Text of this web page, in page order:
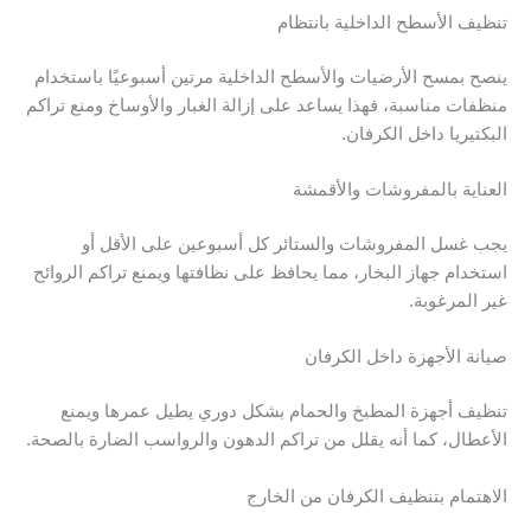
تنظيف الأسطح الداخلية بانتظام
ينصح بمسح الأرضيات والأسطح الداخلية مرتين أسبوعيًا باستخدام
منظفات مناسبة، فهذا يساعد على إزالة الغبار والأوساخ ومنع تراكم
البكتيريا داخل الكرفان.
العناية بالمفروشات والأقمشة
يجب غسل المفروشات والستائر كل أسبوعين على الأقل أو
استخدام جهاز البخار، مما يحافظ على نظافتها ويمنع تراكم الروائح
غير المرغوبة.
صيانة الأجهزة داخل الكرفان
تنظيف أجهزة المطبخ والحمام بشكل دوري يطيل عمرها ويمنع
الأعطال، كما أنه يقلل من تراكم الدهون والرواسب الضارة بالصحة.
الاهتمام بتنظيف الكرفان من الخارج